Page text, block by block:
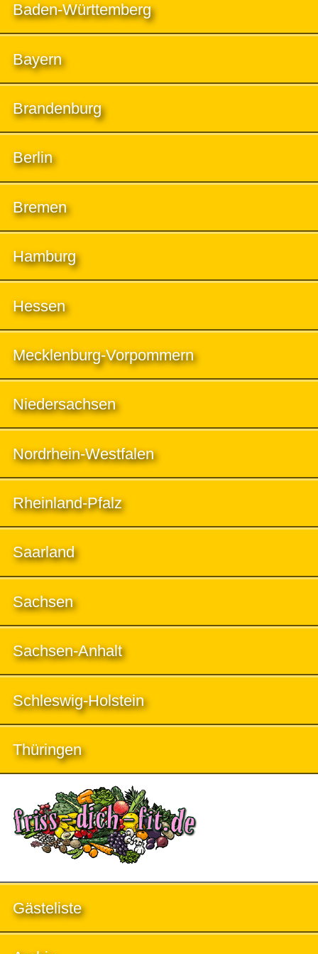
Baden-Württemberg
Bayern
Brandenburg
Berlin
Bremen
Hamburg
Hessen
Mecklenburg-Vorpommern
Niedersachsen
Nordrhein-Westfalen
Rheinland-Pfalz
Saarland
Sachsen
Sachsen-Anhalt
Schleswig-Holstein
Thüringen
Gästeliste